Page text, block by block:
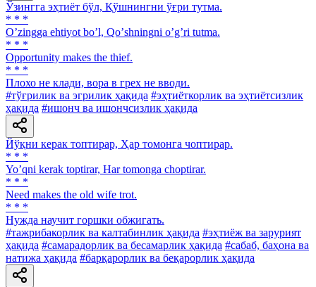
Ўзингга эҳтиёт бўл, Қўшнингни ўғри тутма.
* * *
Oʼzingga ehtiyot boʼl, Qoʼshningni oʼgʼri tutma.
* * *
Opportunity makes the thief.
* * *
Плохо не клади, вора в грех не вводи.
#тўғрилик ва эгрилик ҳақида #эҳтиёткорлик ва эҳтиётсизлик
ҳақида #ишонч ва ишончсизлик ҳақида
Йўқни керак топтирар, Ҳар томонга чоптирар.
* * *
Yoʼqni kerak toptirar, Har tomonga choptirar.
* * *
Need makes the old wife trot.
* * *
Нужда научит горшки обжигать.
#тажрибакорлик ва калтабинлик ҳақида #эҳтиёж ва зарурият
ҳақида #самарадорлик ва бесамарлик ҳақида #сабаб, баҳона ва
натижа ҳақида #барқарорлик ва беқарорлик ҳақида